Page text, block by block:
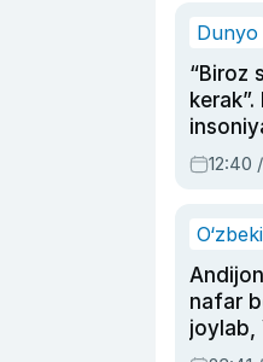
Dunyo
“Biroz
olmay
12:40
nafar
joylab,
ayolga